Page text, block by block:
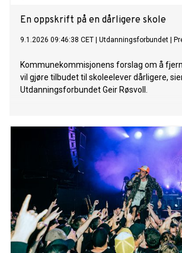
En oppskrift på en dårligere skole
9.1.2026 09:46:38 CET Utdanningsforbundet
Kommunekommisjonens forslag om å
vil gjøre tilbudet til skoleelever dårligere,
Utdanningsforbundet Geir Røsvoll.